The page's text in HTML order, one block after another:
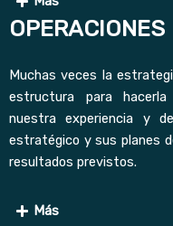
OPERACIONES
Muchas veces la
estructura para
nuestra experiencia y
estratégico y sus planes
resultados previstos.
Más